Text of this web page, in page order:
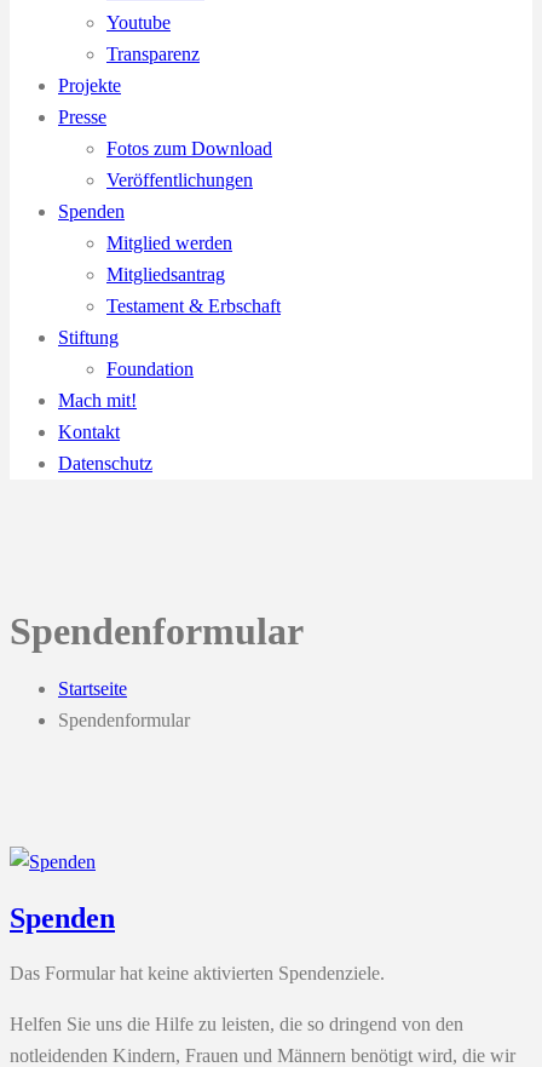
Youtube
Transparenz
Projekte
Presse
Fotos zum Download
Veröffentlichungen
Spenden
Mitglied werden
Mitgliedsantrag
Testament & Erbschaft
Stiftung
Foundation
Mach mit!
Kontakt
Datenschutz
Spendenformular
Startseite
Spendenformular
Spenden
Das Formular hat keine aktivierten Spendenziele.
Helfen Sie uns die Hilfe zu leisten, die so dringend von den
notleidenden Kindern, Frauen und Männern benötigt wird, die wir